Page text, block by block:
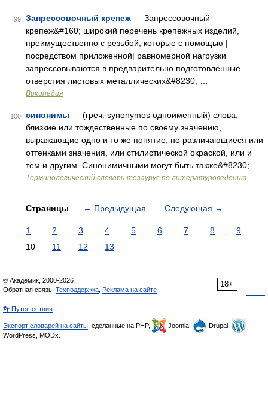
99 Запрессовочный крепеж — Запрессовочный
крепеж&#160; широкий перечень крепежных изделий,
преимущественно с резьбой, которые с помощью |
посредством приложенной| равномерной нагрузки
запрессовываются в предварительно подготовленные
отверстия листовых металлических&#8230; …
Википедия
100 синонимы — (греч. synonymos одноименный) слова,
близкие или тождественные по своему значению,
выражающие одно и то же понятие, но различающиеся или
оттенками значения, или стилистической окраской, или и
тем и другим. Синонимичными могут быть также&#8230; …
Терминологический словарь-тезаурус по литературоведению
Страницы ← Предыдущая Следующая →
1 2 3 4 5 6 7 8
9
10
11 12 13
18+
© Академик, 2000-2026
Обратная связь: Техподдержка Реклама на сайте
👣 Путешествия
Экспорт словарей на сайты , сделанные на PHP, Joomla,
Drupal,
WordPress, MODx.